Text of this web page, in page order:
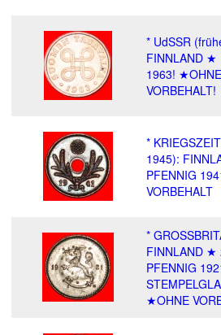
* UdSSR
FINNLAND ★
1963! ★OHNE
VORBEHALT!
*
1945):
PFENNIG
VORBEHALT
*
FINNLAND ★
PFENNIG
★OHNE